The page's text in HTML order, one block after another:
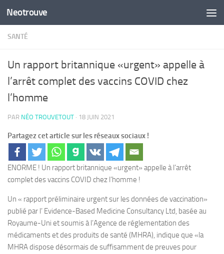
Skip to content
Neotrouve
SANTÉ
Un rapport britannique «urgent» appelle à
l’arrêt complet des vaccins COVID chez
l’homme
PAR NÉO TROUVETOUT · 18 JUIN 2021
Partagez cet article sur les réseaux sociaux !
ENORME ! Un rapport britannique «urgent» appelle à l’arrêt
complet des vaccins COVID chez l’homme !
Un « rapport préliminaire urgent sur les données de vaccination»
publié par l’ Evidence-Based Medicine Consultancy Ltd, basée au
Royaume-Uni et soumis à l’Agence de réglementation des
médicaments et des produits de santé (MHRA), indique que «la
MHRA dispose désormais de suffisamment de preuves pour